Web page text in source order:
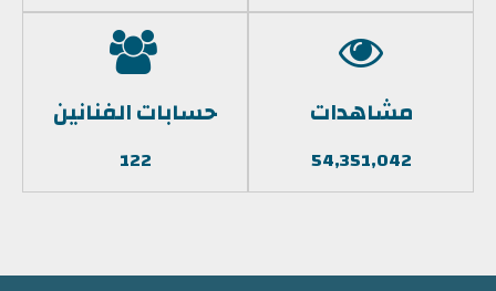
مشاهدات
54,351,042
حسابات الفنانين
122